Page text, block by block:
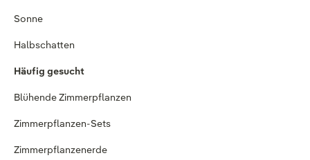
Sonne
Halbschatten
Häufig gesucht
Blühende Zimmerpflanzen
Zimmerpflanzen-Sets
Zimmerpflanzenerde